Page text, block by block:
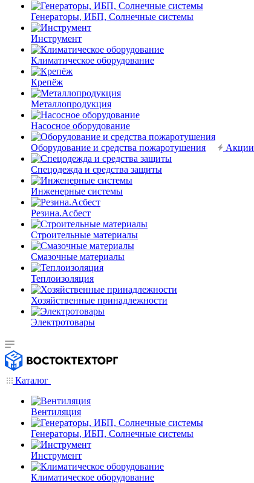
Генераторы, ИБП, Солнечные системы
Инструмент
Климатическое оборудование
Крепёж
Металлопродукция
Насосное оборудование
Оборудование и средства пожаротушения
Спецодежда и средства защиты
Инженерные системы
Резина.Асбест
Строительные материалы
Смазочные материалы
Теплоизоляция
Хозяйственные принадлежности
Электротовары
Акции
Каталог
Вентиляция
Генераторы, ИБП, Солнечные системы
Инструмент
Климатическое оборудование